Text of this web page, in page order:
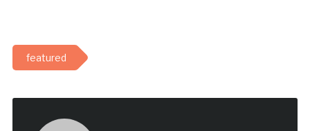
featured